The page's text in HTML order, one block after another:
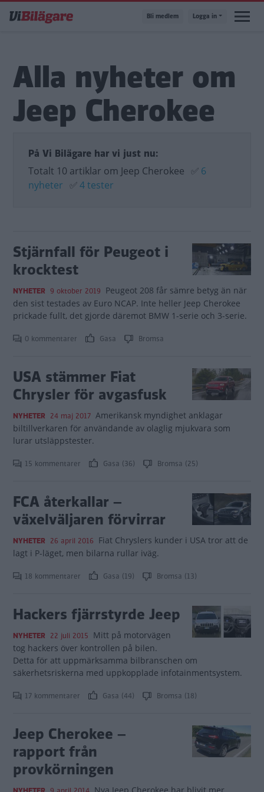
till
Bli medlem Logga in
Alla nyheter om
Jeep Cherokee
På Vi Bilägare har vi just nu:
Totalt 10 artiklar om Jeep Cherokee ✅ 6
nyheter ✅4 tester
Stjärnfall för Peugeot i
krocktest
NYHETER 9 oktober 2019 Peugeot 208 får sämre betyg än när
den sist testades av Euro NCAP. Inte heller Jeep Cherokee
prickade fullt, det gjorde däremot BMW 1-serie och 3-serie.
0 kommentarer Gasa Bromsa
USA stämmer Fiat
Chrysler för avgasfusk
NYHETER 24 maj 2017 Amerikansk myndighet anklagar
biltillverkaren för användande av olaglig mjukvara som
lurar utsläppstester.
15 kommentarer Gasa (36) Bromsa (25)
FCA återkallar –
växelväljaren förvirrar
NYHETER 26 april 2016 Fiat Chryslers kunder i USA tror att de
lagt i P-läget, men bilarna rullar iväg.
18 kommentarer Gasa (19) Bromsa (13)
Hackers fjärrstyrde Jeep
NYHETER 22 juli 2015 Mitt på motorvägen
tog hackers över kontrollen på bilen.
Detta för att uppmärksamma bilbranschen om
säkerhetsriskerna med uppkopplade infotainmentsystem.
17 kommentarer Gasa (44) Bromsa (18)
Jeep Cherokee –
rapport från
provkörningen